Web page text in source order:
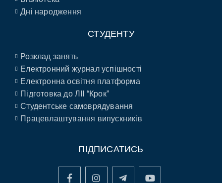
Дні народження
СТУДЕНТУ
Розклад занять
Електронний журнал успішності
Електронна освітня платформа
Підготовка до ЛІІ “Крок”
Студентське самоврядування
Працевлаштування випускників
ПІДПИСАТИСЬ